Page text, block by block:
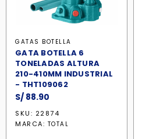
GATAS BOTELLA
GATA BOTELLA 6
TONELADAS ALTURA
210-410MM INDUSTRIAL
- THT109062
S/ 88.90
SKU: 22874
MARCA: TOTAL